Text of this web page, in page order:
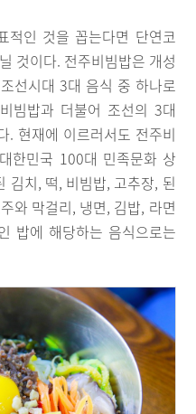
적인 것을 꼽는다면 단연코
것이다. 전주비빔밥은 개성
선시대 3대 음식 중 하나로
빔밥과 더불어 조선의 3대
. 현재에 이르러서도 전주비
한민국 100대 민족문화 상
김치, 떡, 비빔밥, 고추장, 된
와 막걸리, 냉면, 김밥, 라면
밥에 해당하는 음식으로는